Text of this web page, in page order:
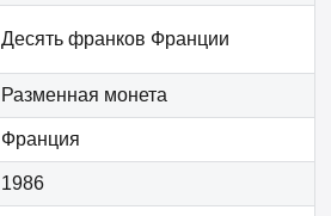
Десять франков Франции
Разменная монета
Франция
1986